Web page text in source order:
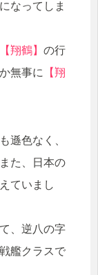
なってしま
【翔鶴】 の行
無事に
【翔
遜色なく、
た、日本の
ていまし
、逆八の字
艦クラスで